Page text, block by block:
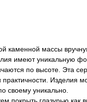
каменной массы
имеют уникальную
по высоте. Эта
Изделия
своему уникально.